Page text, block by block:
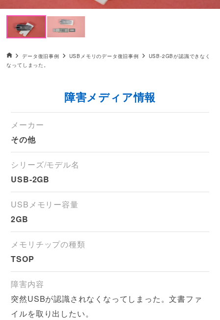
データ復旧HOME
データ復旧事例 USBメモリのデータ復旧事例
USB-2GBが認識できなく
なってしまった。
障害メディア情報
メーカー
その他
シリーズ/モデル名
USB-2GB
USBメモリー容量
2GB
メモリチップの種類
TSOP
障害内容
突然USBが認識されなくなってしまった。文書ファ
イルを取り出したい。